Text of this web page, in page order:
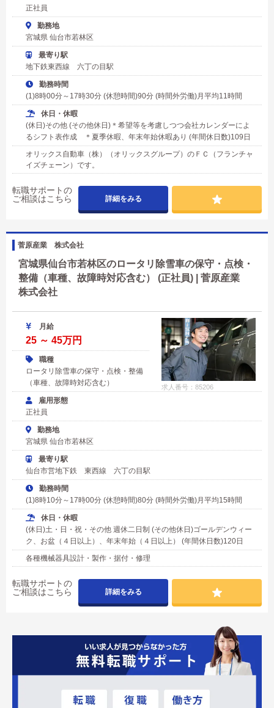
正社員
勤務地
宮城県 仙台市若林区
最寄り駅
地下鉄東西線 六丁の目駅
勤務時間
(1)8時00分～17時30分 (休憩時間)90分 (時間外労働)月平均11時間
休日・休暇
(休日)その他 (その他休日)＊希望等を考慮しつつ会社カレンダーによ
るシフト表作成 ＊夏季休暇、年末年始休暇あり (年間休日数)109日
オリックス自動車（株）（オリックスグループ）のＦＣ（フランチャ
イズチェーン）です。
転職サポートの
ご相談はこちら
詳細をみる
菅原産業 株式会社
宮城県仙台市若林区のロータリ除雪車の保守・点検・
整備（車種、故障時対応含む） (正社員) | 菅原産業
株式会社
求人番号：85206
月給
25 ～ 45万円
職種
ロータリ除雪車の保守・点検・整備
（車種、故障時対応含む）
雇用形態
正社員
勤務地
宮城県 仙台市若林区
最寄り駅
仙台市営地下鉄 東西線 六丁の目駅
勤務時間
(1)8時10分～17時00分 (休憩時間)80分 (時間外労働)月平均15時間
休日・休暇
(休日)土・日・祝・その他 週休二日制 (その他休日)ゴールデンウィー
ク、お盆（４日以上）、年末年始（４日以上） (年間休日数)120日
各種機械器具設計・製作・据付・修理
転職サポートの
ご相談はこちら
詳細をみる